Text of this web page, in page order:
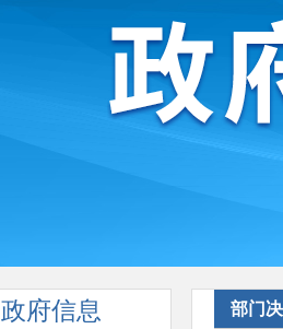
政府信息
部门